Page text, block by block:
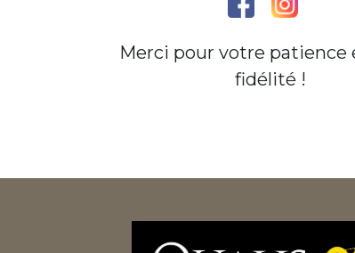
Merci pour votre patience
fidélité !